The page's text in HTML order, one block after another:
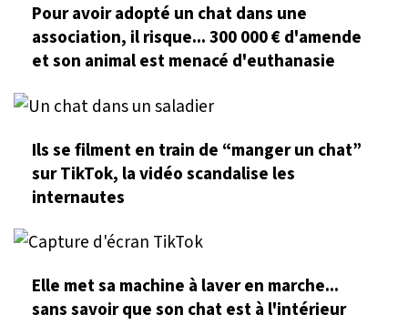
Pour avoir adopté un chat dans une
association, il risque... 300 000 € d'amende
et son animal est menacé d'euthanasie
Ils se filment en train de “manger un chat”
sur TikTok, la vidéo scandalise les
internautes
Elle met sa machine à laver en marche...
sans savoir que son chat est à l'intérieur